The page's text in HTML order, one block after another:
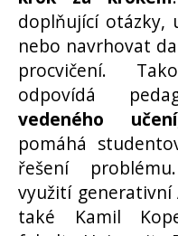
doplňující otázky,
nebo navrhovat
procvičení.
odpovídá
vedeného učení
pomáhá
řešení
využití generativní
také Kamil